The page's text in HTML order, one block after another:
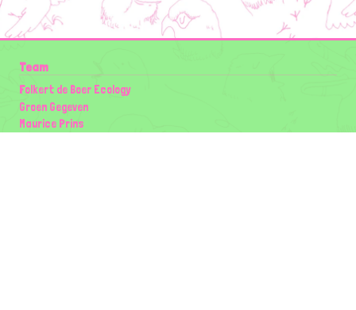
Team
Folkert de Boer Ecology
Groen Gegeven
Maurice Prins